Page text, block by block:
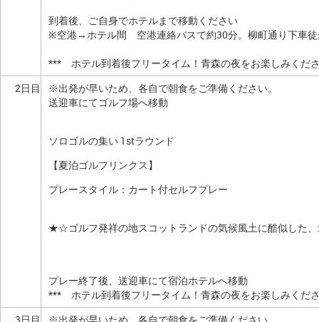
到着後、ご自身でホテルまで移動ください
※空港→ホテル間 空港連絡バスで約30分。柳町通り下車徒
*** ホテル到着後フリータイム！青森の夜をお楽しみく
2日目
※出発が早いため、各自で朝食をご準備ください。
送迎車にてゴルフ場へ移動
ソロゴルの集い 1stラウンド
【夏泊ゴルフリンクス】
プレースタイル：カート付セルフプレー
★☆ゴルフ発祥の地スコットランドの気候風土に酷似した
プレー終了後、送迎車にて宿泊ホテルへ移動
*** ホテル到着後フリータイム！青森の夜をお楽しみく